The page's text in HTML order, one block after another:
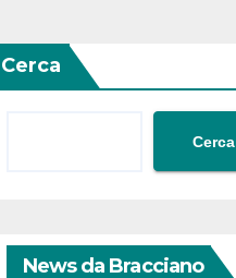
Cerca
Cerca
News da Bracciano